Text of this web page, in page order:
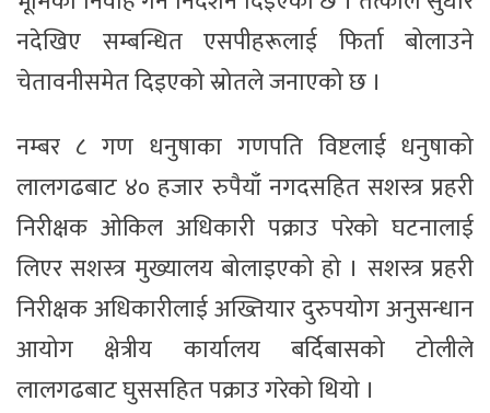
नदेखिए सम्बन्धित एसपीहरूलाई फिर्ता बोलाउने
चेतावनीसमेत दिइएको स्रोतले जनाएको छ ।
नम्बर ८ गण धनुषाका गणपति विष्टलाई धनुषाको
लालगढबाट ४० हजार रुपैयाँ नगदसहित सशस्त्र प्रहरी
निरीक्षक ओकिल अधिकारी पक्राउ परेको घटनालाई
लिएर सशस्त्र मुख्यालय बोलाइएको हो । सशस्त्र प्रहरी
निरीक्षक अधिकारीलाई अख्तियार दुरुपयोग अनुसन्धान
आयोग क्षेत्रीय कार्यालय बर्दिबासको टोलीले
लालगढबाट घुससहित पक्राउ गरेको थियो ।